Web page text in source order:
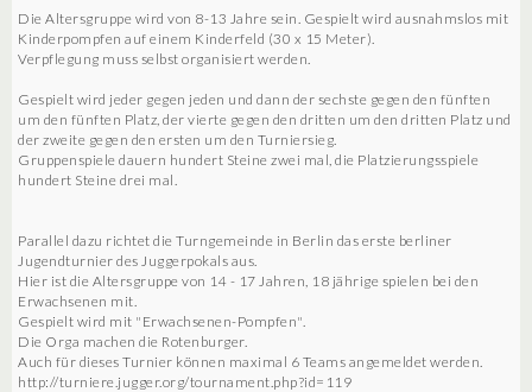
Die Altersgruppe wird von 8-13 Jahre sein. Gespielt wird ausnahmslos mit
Kinderpompfen auf einem Kinderfeld (30 x 15 Meter).
Verpflegung muss selbst organisiert werden.
Gespielt wird jeder gegen jeden und dann der sechste gegen den fünften
um den fünften Platz, der vierte gegen den dritten um den dritten Platz und
der zweite gegen den ersten um den Turniersieg.
Gruppenspiele dauern hundert Steine zwei mal, die Platzierungsspiele
hundert Steine drei mal.
Parallel dazu richtet die Turngemeinde in Berlin das erste berliner
Jugendturnier des Juggerpokals aus.
Hier ist die Altersgruppe von 14 - 17 Jahren, 18 jährige spielen bei den
Erwachsenen mit.
Gespielt wird mit "Erwachsenen-Pompfen".
Die Orga machen die Rotenburger.
Auch für dieses Turnier können maximal 6 Teams angemeldet werden.
http://turniere.jugger.org/tournament.php?id=119